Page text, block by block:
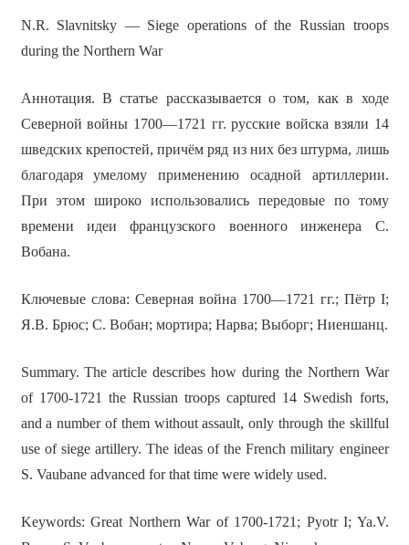
N.R. Slavnitsky — Siege operations of the Russian troops
during the Northern War
Аннотация. В статье рассказывается о том, как в ходе
Северной войны 1700—1721 гг. русские войска взяли 14
шведских крепостей, причём ряд из них без штурма, лишь
благодаря умелому применению осадной артиллерии.
При этом широко использовались передовые по тому
времени идеи французского военного инженера С.
Вобана.
Ключевые слова: Северная война 1700—1721 гг.; Пётр I;
Я.В. Брюс; С. Вобан; мортира; Нарва; Выборг; Ниеншанц.
Summary. The article describes how during the Northern War
of 1700-1721 the Russian troops captured 14 Swedish forts,
and a number of them without assault, only through the skillful
use of siege artillery. The ideas of the French military engineer
S. Vaubane advanced for that time were widely used.
Keywords: Great Northern War of 1700-1721; Pyotr I; Ya.V.